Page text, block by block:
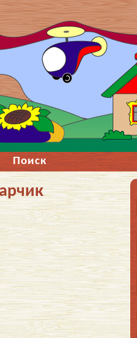
Поиск